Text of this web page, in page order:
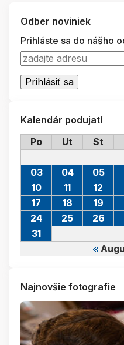
Odber noviniek
Prihláste sa do nášho
Kalendár podujatí
Po
Ut St
03
04 05
10
11 12
17
18 19
24
25 26
31
Najnovšie fotografie